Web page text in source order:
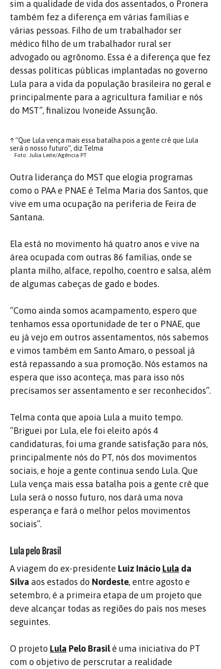
sim a qualidade de vida dos assentados, o Pronera
também fez a diferença em várias famílias e
várias pessoas. Filho de um trabalhador ser
médico filho de um trabalhador rural ser
advogado ou agrônomo. Essa é a diferença que fez
dessas políticas públicas implantadas no governo
Lula para a vida da população brasileira no geral e
principalmente para a agricultura familiar e nós
do MST”, finalizou Ivoneide Assunção.
↑“Que Lula vença mais essa batalha pois a gente crê que Lula
será o nosso futuro”, diz Telma
Foto: Julia Leite/Agência PT
Outra liderança do MST que elogia programas
como o PAA e PNAE é Telma Maria dos Santos, que
vive em uma ocupação na periferia de Feira de
Santana.
Ela está no movimento há quatro anos e vive na
área ocupada com outras 86 famílias, onde se
planta milho, alface, repolho, coentro e salsa, além
de algumas cabeças de gado e bodes.
“Como ainda somos acampamento, espero que
tenhamos essa oportunidade de ter o PNAE, que
eu já vejo em outros assentamentos, nós sabemos
e vimos também em Santo Amaro, o pessoal já
está repassando a sua promoção. Nós estamos na
espera que isso aconteça, mas para isso nós
precisamos ser assentamento e ser reconhecidos”.
Telma conta que apoia Lula a muito tempo.
“Briguei por Lula, ele foi eleito após 4
candidaturas, foi uma grande satisfação para nós,
principalmente nós do PT, nós dos movimentos
sociais, e hoje a gente continua sendo Lula. Que
Lula vença mais essa batalha pois a gente crê que
Lula será o nosso futuro, nos dará uma nova
esperança e fará o melhor pelos movimentos
sociais”.
Lula pelo Brasil
A viagem do ex-presidente Luiz Inácio Lula da
Silva aos estados do Nordeste, entre agosto e
setembro, é a primeira etapa de um projeto que
deve alcançar todas as regiões do país nos meses
seguintes.
O projeto Lula Pelo Brasilé uma iniciativa do PT
com o objetivo de perscrutar a realidade